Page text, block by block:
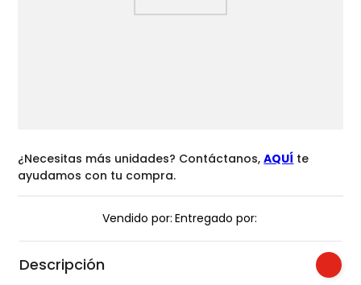
¿Necesitas más unidades? Contáctanos,AQUÍ te
ayudamos con tu compra.
Vendido por: Entregado por:
Descripción